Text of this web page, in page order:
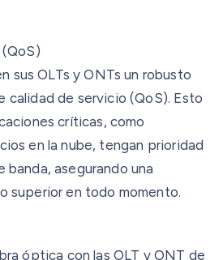
sus OLTs y ONTs un robusto
calidad de servicio (QoS). Esto
críticas, como
en la nube, tengan prioridad
banda, asegurando una
superior en todo momento.
óptica con las OLT y ONT de